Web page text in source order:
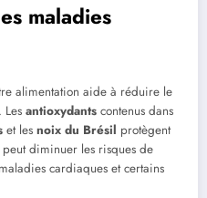
maladies
alimentation aide à réduire le
. Les antioxydants contenus dans
et les noix du Brésil protègent
diminuer les risques de
cardiaques et certains